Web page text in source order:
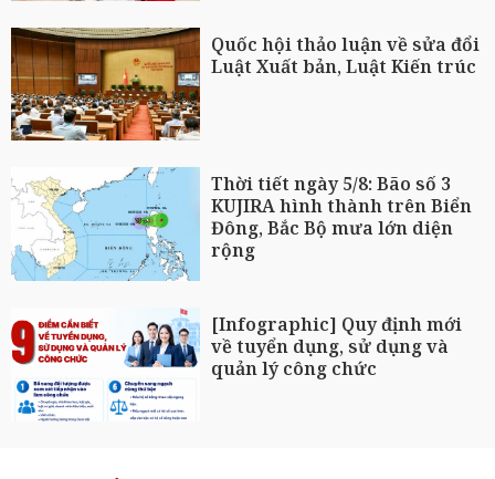
Quốc hội thảo luận về sửa đổi
Luật Xuất bản, Luật Kiến trúc
Thời tiết ngày 5/8: Bão số 3
KUJIRA hình thành trên Biển
Đông, Bắc Bộ mưa lớn diện
rộng
[Infographic] Quy định mới
về tuyển dụng, sử dụng và
quản lý công chức